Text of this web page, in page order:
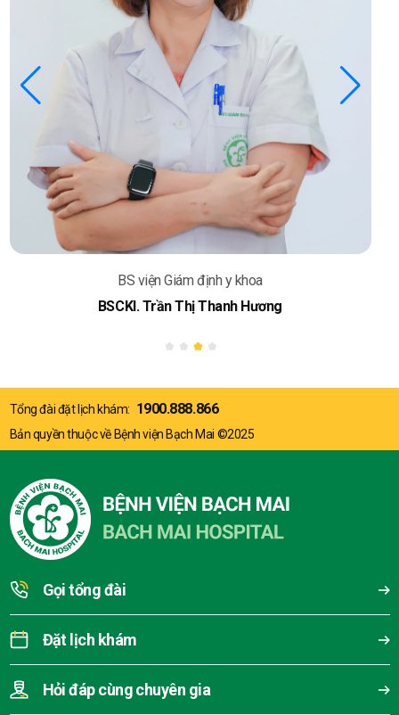
BS viện Giám định y khoa
BSCKI. Trần Thị Thanh Hương
Tổng đài đặt lịch khám: 1900.888.866
Bản quyền thuộc về Bệnh viện Bạch Mai ©2025
Gọi tổng đài
Đặt lịch khám
Hỏi đáp cùng chuyên gia